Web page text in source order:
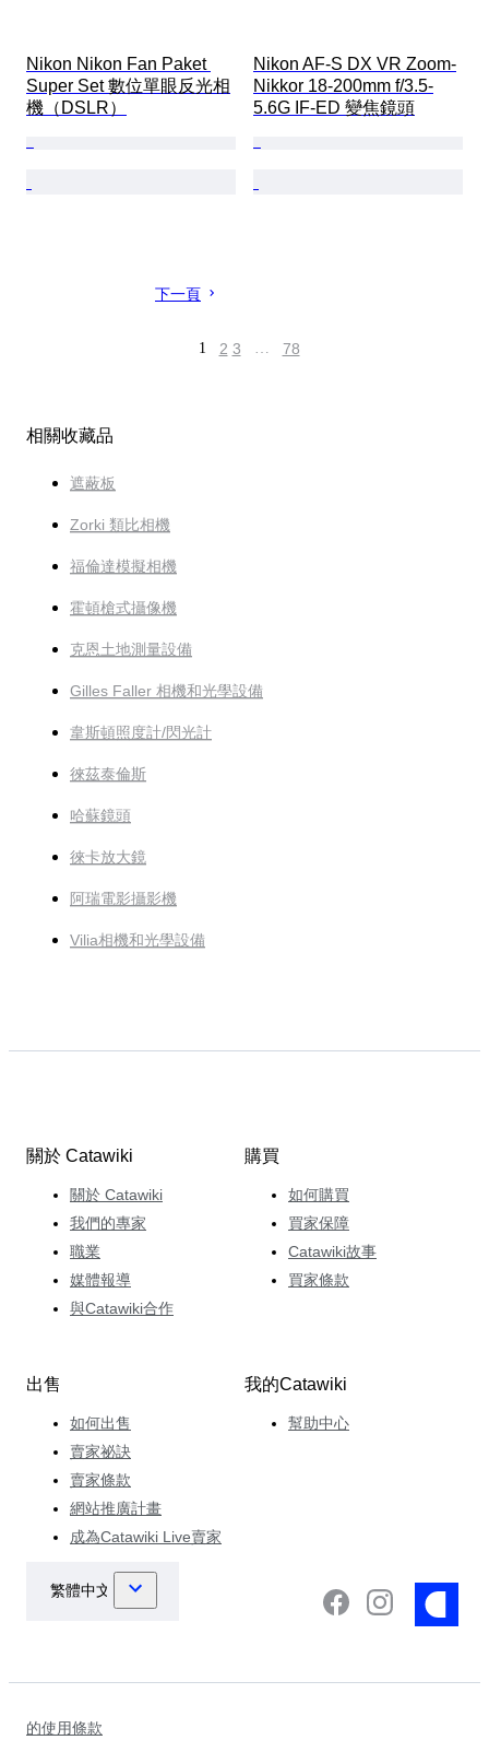
Nikon Nikon Fan Paket
Super Set 數位單眼反光相
機（DSLR）
Nikon AF-S DX VR Zoom-
Nikkor 18-200mm f/3.5-
5.6G IF-ED 變焦鏡頭
下一頁
1 2 3 … 78
相關收藏品
遮蔽板
Zorki 類比相機
福倫達模擬相機
霍頓槍式攝像機
克恩土地測量設備
Gilles Faller 相機和光學設備
韋斯頓照度計/閃光計
徠茲泰倫斯
哈蘇鏡頭
徠卡放大鏡
阿瑞電影攝影機
Vilia相機和光學設備
關於 Catawiki
關於 Catawiki
我們的專家
職業
媒體報導
與Catawiki合作
購買
如何購買
買家保障
Catawiki故事
買家條款
出售
如何出售
賣家祕訣
賣家條款
網站推廣計畫
成為Catawiki Live賣家
我的Catawiki
幫助中心
的使用條款